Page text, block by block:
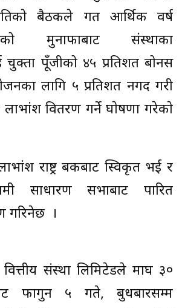
बैठकले गत आर्थिक वर्ष
मुनाफाबाट संस्थाका
पूँजीको ४५ प्रतिशत बोनस
लागि ५ प्रतिशत नगद गरी
वितरण गर्ने घाेषणा गरेकाे
राष्ट्र बैंकबाट स्विकृत भई र
साधारण सभाबाट पारित
गरिनेछ ।
संस्था लिमिटेडले माघ ३०
फागुन ५ गते, बुधबारसम्म